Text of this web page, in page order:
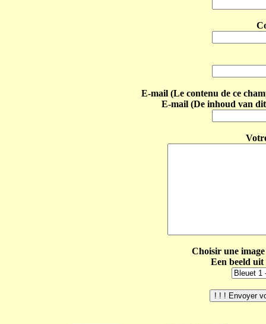
E-mail (Le contenu de ce
E-mail (De inhoud van
Choisir une
Een beeld